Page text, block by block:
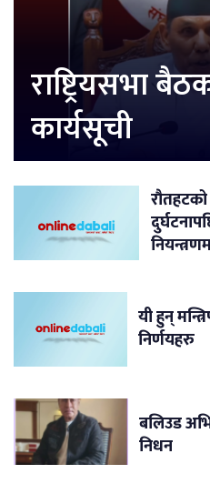
राष्ट्रियसभा
कार्यसूची
रौतहटको
यी हुन्
निर्णयहरु
बलिउड
निधन